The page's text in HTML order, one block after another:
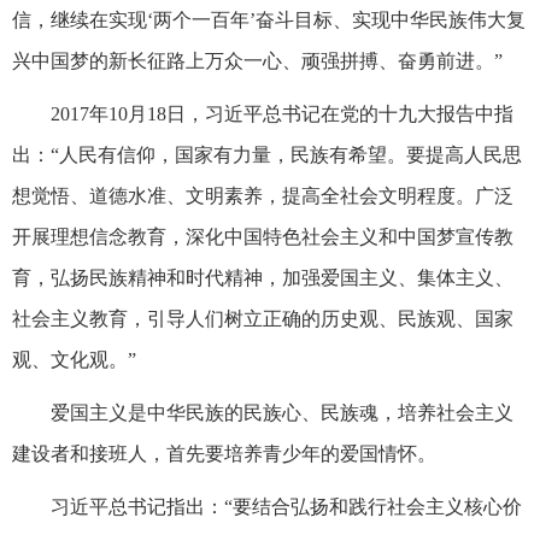
信，继续在实现‘两个一百年’奋斗目标、实现中华民族伟大复
兴中国梦的新长征路上万众一心、顽强拼搏、奋勇前进。”
2017年10月18日，习近平总书记在党的十九大报告中指
出：“人民有信仰，国家有力量，民族有希望。要提高人民思
想觉悟、道德水准、文明素养，提高全社会文明程度。广泛
开展理想信念教育，深化中国特色社会主义和中国梦宣传教
育，弘扬民族精神和时代精神，加强爱国主义、集体主义、
社会主义教育，引导人们树立正确的历史观、民族观、国家
观、文化观。”
爱国主义是中华民族的民族心、民族魂，培养社会主义
建设者和接班人，首先要培养青少年的爱国情怀。
习近平总书记指出：“要结合弘扬和践行社会主义核心价